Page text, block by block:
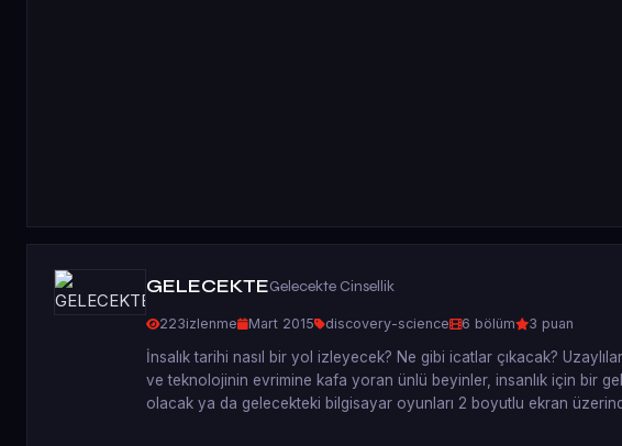
GELECEKTEGelecekte Cinsellik
223izlenme Mart 2015 discovery-science 6 bölüm 3 puan
İnsalık tarihi nasıl bir yol izleyecek? Ne gibi icatlar çıkacak?
ve teknolojinin evrimine kafa yoran ünlü beyinler, insanlık için bir
olacak ya da gelecekteki bilgisayar oyunları 2 boyutlu ekran